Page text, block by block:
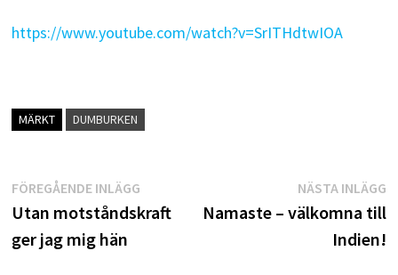
https://www.youtube.com/watch?v=SrITHdtwIOA
MÄRKT DUMBURKEN
Inläggsnavigering
FÖREGÅENDE INLÄGGFöregående
inlägg:
Utan motståndskraft
ger jag mig hän
NÄSTA INLÄGG
Namaste – välkomna till
Indien!